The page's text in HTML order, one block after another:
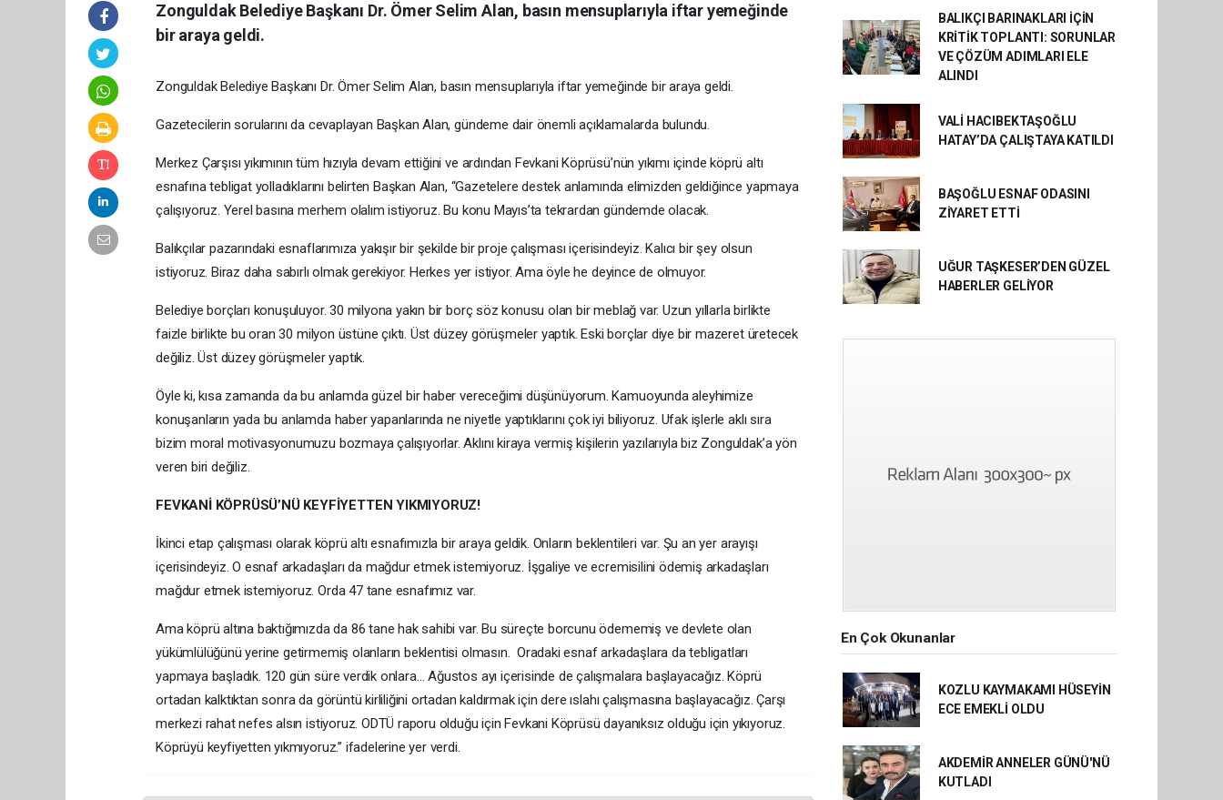
Zonguldak Belediye Başkanı Dr. Ömer Selim Alan, basın mensuplarıyla iftar yemeğinde
bir araya geldi.
Zonguldak Belediye Başkanı Dr. Ömer Selim Alan, basın mensuplarıyla iftar yemeğinde bir araya geldi.
Gazetecilerin sorularını da cevaplayan Başkan Alan, gündeme dair önemli açıklamalarda bulundu.
Merkez Çarşısı yıkımının tüm hızıyla devam ettiğini ve ardından Fevkani Köprüsü’nün yıkımı içinde köprü altı
esnafına tebligat yolladıklarını belirten Başkan Alan, “Gazetelere destek anlamında elimizden geldiğince yapmaya
çalışıyoruz. Yerel basına merhem olalım istiyoruz. Bu konu Mayıs’ta tekrardan gündemde olacak.
Balıkçılar pazarındaki esnaflarımıza yakışır bir şekilde bir proje çalışması içerisindeyiz. Kalıcı bir şey olsun
istiyoruz. Biraz daha sabırlı olmak gerekiyor. Herkes yer istiyor. Ama öyle he deyince de olmuyor.
Belediye borçları konuşuluyor. 30 milyona yakın bir borç söz konusu olan bir meblağ var. Uzun yıllarla birlikte
faizle birlikte bu oran 30 milyon üstüne çıktı. Üst düzey görüşmeler yaptık. Eski borçlar diye bir mazeret üretecek
değiliz. Üst düzey görüşmeler yaptık.
Öyle ki, kısa zamanda da bu anlamda güzel bir haber vereceğimi düşünüyorum. Kamuoyunda aleyhimize
konuşanların yada bu anlamda haber yapanlarında ne niyetle yaptıklarını çok iyi biliyoruz. Ufak işlerle aklı sıra
bizim moral motivasyonumuzu bozmaya çalışıyorlar. Aklını kiraya vermiş kişilerin yazılarıyla biz Zonguldak’a yön
veren biri değiliz.
FEVKANİ KÖPRÜSÜ’NÜ KEYFİYETTEN YIKMIYORUZ!
İkinci etap çalışması olarak köprü altı esnafımızla bir araya geldik. Onların beklentileri var. Şu an yer arayışı
içerisindeyiz. O esnaf arkadaşları da mağdur etmek istemiyoruz. İşgaliye ve ecremisilini ödemiş arkadaşları
mağdur etmek istemiyoruz. Orda 47 tane esnafımız var.
Ama köprü altına baktığımızda da 86 tane hak sahibi var. Bu süreçte borcunu ödememiş ve devlete olan
yükümlülüğünü yerine getirmemiş olanların beklentisi olmasın. Oradaki esnaf arkadaşlara da tebligatları
yapmaya başladık. 120 gün süre verdik onlara… Ağustos ayı içerisinde de çalışmalara başlayacağız. Köprü
ortadan kalktıktan sonra da görüntü kirliliğini ortadan kaldırmak için dere ıslahı çalışmasına başlayacağız. Çarşı
merkezi rahat nefes alsın istiyoruz. ODTÜ raporu olduğu için Fevkani Köprüsü dayanıksız olduğu için yıkıyoruz.
Köprüyü keyfiyetten yıkmıyoruz.” ifadelerine yer verdi.
BALIKÇI BARINAKLARI İÇİN
KRİTİK TOPLANTI: SORUNLAR
VE ÇÖZÜM ADIMLARI ELE
ALINDI
VALİ HACIBEKTAŞOĞLU
HATAY’DA ÇALIŞTAYA KATILDI
BAŞOĞLU ESNAF ODASINI
ZİYARET ETTİ
UĞUR TAŞKESER’DEN GÜZEL
HABERLER GELİYOR
En Çok Okunanlar
KOZLU KAYMAKAMI HÜSEYİN
ECE EMEKLİ OLDU
AKDEMİR ANNELER GÜNÜ'NÜ
KUTLADI